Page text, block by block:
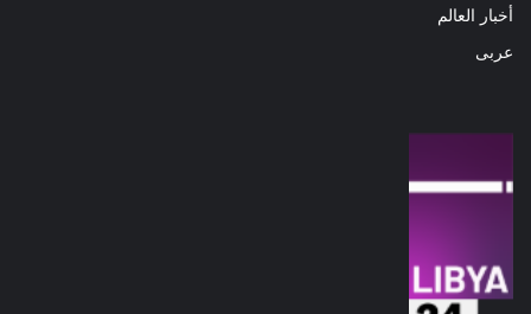
أخبار العالم
عربى